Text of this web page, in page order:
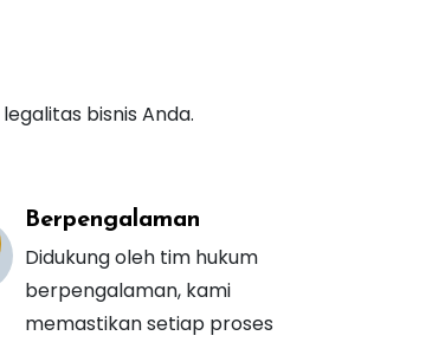
Skala Usaha.
bisnis Anda.
Berpengalaman
Didukung oleh tim hukum
berpengalaman, kami
memastikan setiap proses